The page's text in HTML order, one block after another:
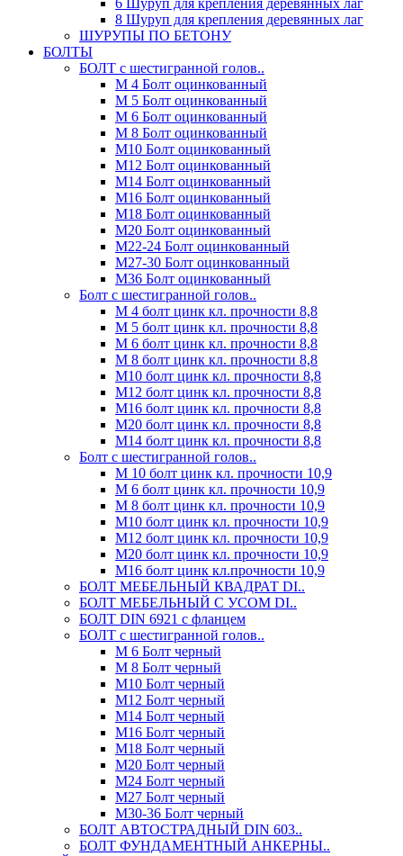
6 Шуруп для крепления деревянных лаг
8 Шуруп для крепления деревянных лаг
ШУРУПЫ ПО БЕТОНУ
БОЛТЫ
БОЛТ с шестигранной голов..
М 4 Болт оцинкованный
М 5 Болт оцинкованный
М 6 Болт оцинкованный
М 8 Болт оцинкованный
М10 Болт оцинкованный
М12 Болт оцинкованный
М14 Болт оцинкованный
М16 Болт оцинкованный
М18 Болт оцинкованный
М20 Болт оцинкованный
М22-24 Болт оцинкованный
М27-30 Болт оцинкованный
М36 Болт оцинкованный
Болт с шестигранной голов..
М 4 болт цинк кл. прочности 8,8
М 5 болт цинк кл. прочности 8,8
М 6 болт цинк кл. прочности 8,8
М 8 болт цинк кл. прочности 8,8
М10 болт цинк кл. прочности 8,8
М12 болт цинк кл. прочности 8,8
М16 болт цинк кл. прочности 8,8
М20 болт цинк кл. прочности 8,8
М14 болт цинк кл. прочности 8,8
Болт с шестигранной голов..
М 10 болт цинк кл. прочности 10,9
М 6 болт цинк кл. прочности 10,9
М 8 болт цинк кл. прочности 10,9
М10 болт цинк кл. прочности 10,9
М12 болт цинк кл. прочности 10,9
М20 болт цинк кл. прочности 10,9
М16 болт цинк кл.прочности 10,9
БОЛТ МЕБЕЛЬНЫЙ КВАДРАТ DI..
БОЛТ МЕБЕЛЬНЫЙ С УСОМ DI..
БОЛТ DIN 6921 c фланцем
БОЛТ с шестигранной голов..
М 6 Болт черный
М 8 Болт черный
М10 Болт черный
М12 Болт черный
М14 Болт черный
М16 Болт черный
М18 Болт черный
М20 Болт черный
М24 Болт черный
М27 Болт черный
М30-36 Болт черный
БОЛТ АВТОСТРАДНЫЙ DIN 603..
БОЛТ ФУНДАМЕНТНЫЙ АНКЕРНЫ..